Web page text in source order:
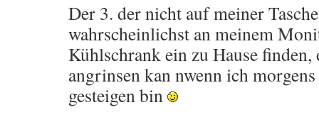
Der 3. der nicht auf meiner
wahrscheinlichst an meinem
Kühlschrank ein zu Hause
angrinsen kan nwenn ich
gesteigen bin